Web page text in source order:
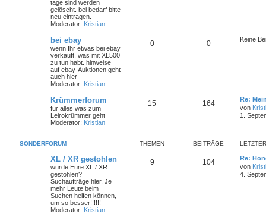
tage sind werden
gelöscht. bei bedarf bitte
neu eintragen.
Moderator: Kristian
bei ebay
wenn Ihr etwas bei ebay
verkauft, was mit XL500
zu tun habt. hinweise
auf ebay-Auktionen geht
auch hier
Moderator: Kristian
0 0 Keine
Krümmerforum
für alles was zum
Leirokrümmer geht
Moderator: Kristian
15 164
Re:
von
1.
SONDERFORUM THEMEN BEITRÄGE
XL / XR gestohlen
wurde Eure XL / XR
gestohlen?
Suchaufträge hier. Je
mehr Leute beim
Suchen helfen können,
um so besser!!!!!!
Moderator: Kristian
9 104
Re:
von
4.